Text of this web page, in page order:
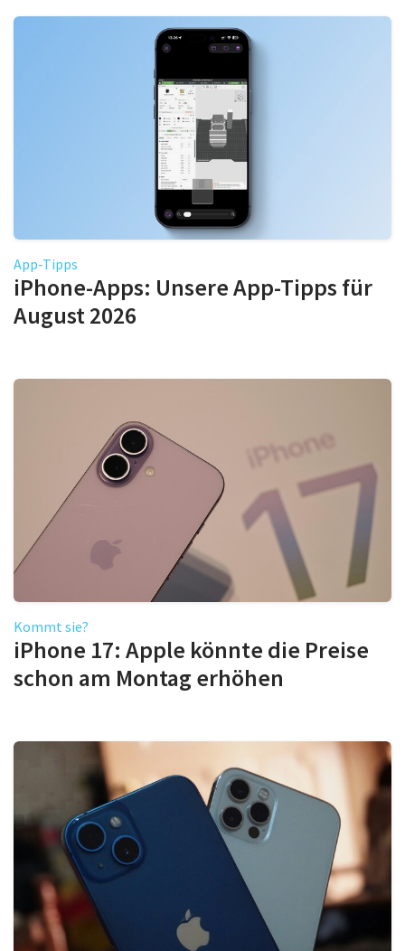
App-Tipps
iPhone-Apps: Unsere App-Tipps für
August 2026
Kommt sie?
iPhone 17: Apple könnte die Preise
schon am Montag erhöhen